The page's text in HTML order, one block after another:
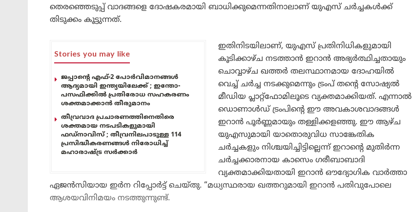
തെരഞ്ഞെടുപ്പ് വാദങ്ങളെ ദോഷകരമായി ബാധിക്കുമെന്നതിനാലാണ് യുഎസ് ചർച്ചകൾക്ക്
തിടുക്കം കൂട്ടുന്നത്.
Stories you may like
ജപ്പാന്റെ എഫ്-2 പോർവിമാനങ്ങൾ
ആദ്യമായി ഇന്ത്യയിലേക്ക് ; ഇന്തോ-
പസഫിക്കിൽ പ്രതിരോധ സഹകരണം
ശക്തമാക്കാൻ തീരുമാനം
തീവ്രവാദ പ്രചാരണത്തിനെതിരെ
ശക്തമായ നടപടികളുമായി
ഫഡ്നാവിസ് ; തീവ്രനിലപാടുള്ള 114
പ്രസിദ്ധീകരണങ്ങൾ നിരോധിച്ച്
മഹാരാഷ്ട്ര സർക്കാർ
ഇതിനിടയിലാണ്, യുഎസ് പ്രതിനിധികളുമായി
കൂടിക്കാഴ്ച നടത്താൻ ഇറാൻ അഭ്യർത്ഥിച്ചതായും
ചൊവ്വാഴ്ച ഖത്തർ തലസ്ഥാനമായ ദോഹയിൽ
വെച്ച് ചർച്ച നടക്കുമെന്നും ട്രംപ് തന്റെ സോഷ്യൽ
മീഡിയ പ്ലാറ്റ്‌ഫോമിലൂടെ വ്യക്തമാക്കിയത്. എന്നാൽ
ഡൊണാൾഡ് ട്രംപിന്റെ ഈ അവകാശവാദങ്ങൾ
ഇറാൻ പൂർണ്ണമായും തള്ളിക്കളഞ്ഞു. ഈ ആഴ്ച
യുഎസുമായി യാതൊരുവിധ സാങ്കേതിക
ചർച്ചകളും നിശ്ചയിച്ചിട്ടില്ലെന്ന് ഇറാന്റെ മുതിർന്ന
ചർച്ചക്കാരനായ കാസെം ഗരീബാബാദി
വ്യക്തമാക്കിയതായി ഇറാൻ ഔദ്യോഗിക വാർത്താ
ഏജൻസിയായ ഇർന റിപ്പോർട്ട് ചെയ്തു. “മധ്യസ്ഥരായ ഖത്തറുമായി ഇറാൻ പതിവുപോലെ
ആശയവിനിമയം നടത്തുന്നുണ്ട്.